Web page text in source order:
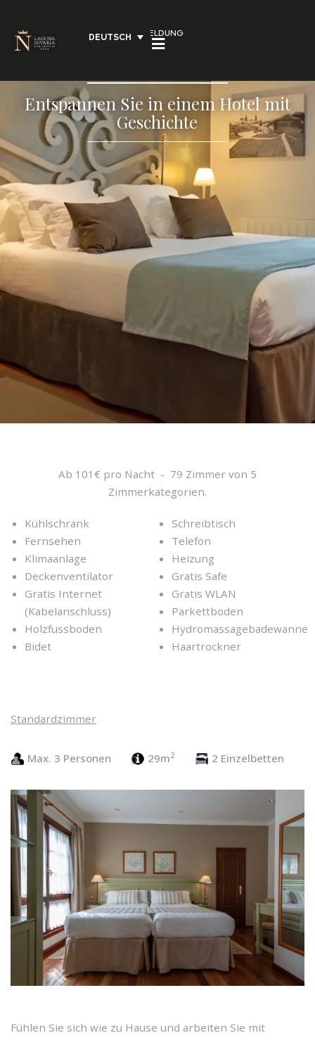
DEUTSCHANMELDUNG
Entspannen Sie in einem Hotel mit
Geschichte
Ab 101€ pro Nacht - 79 Zimmer von 5
Zimmerkategorien.
Kühlschrank
Schreibtisch
Fernsehen
Telefon
Klimaanlage
Heizung
Deckenventilator
Gratis Safe
Gratis Internet
(Kabelanschluss)
Gratis WLAN
Parkettboden
Holzfussboden
Hydromassagebadewanne
Bidet
Haartrockner
Standardzimmer
Max. 3 Personen 29m2 2 Einzelbetten
Fühlen Sie sich wie zu Hause und arbeiten Sie mit